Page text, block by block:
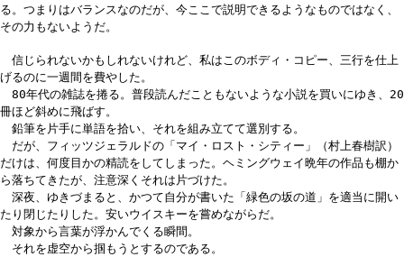
る。つまりはバランスなのだが、今ここで説明できるようなものではなく、
その力もないようだ。
信じられないかもしれないけれど、私はこのボディ・コピー、三行を仕上
げるのに一週間を費やした。
80年代の雑誌を捲る。普段読んだこともないような小説を買いにゆき、20
冊ほど斜めに飛ばす。
鉛筆を片手に単語を拾い、それを組み立てて選別する。
だが、フィッツジェラルドの「マイ・ロスト・シティー」（村上春樹訳）
だけは、何度目かの精読をしてしまった。ヘミングウェイ晩年の作品も棚か
ら落ちてきたが、注意深くそれは片づけた。
深夜、ゆきづまると、かつて自分が書いた「緑色の坂の道」を適当に開い
たり閉じたりした。安いウイスキーを嘗めながらだ。
対象から言葉が浮かんでくる瞬間。
それを虚空から掴もうとするのである。